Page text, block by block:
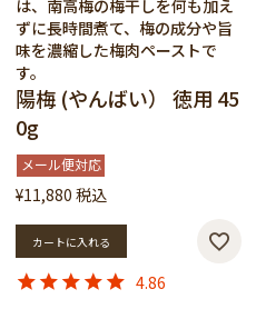
は、南高梅の梅干しを何も加え
ずに長時間煮て、梅の成分や旨
味を濃縮した梅肉ペーストで
す。
陽梅 (やんばい） 徳用 45
0g
メール便対応
¥11,880 税込
カートに入れる
4.86